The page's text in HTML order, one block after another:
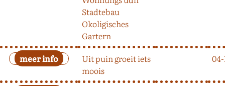
Stadtebau
Okoligisches
Gartern
Uit puin groeit iets
moois
04-